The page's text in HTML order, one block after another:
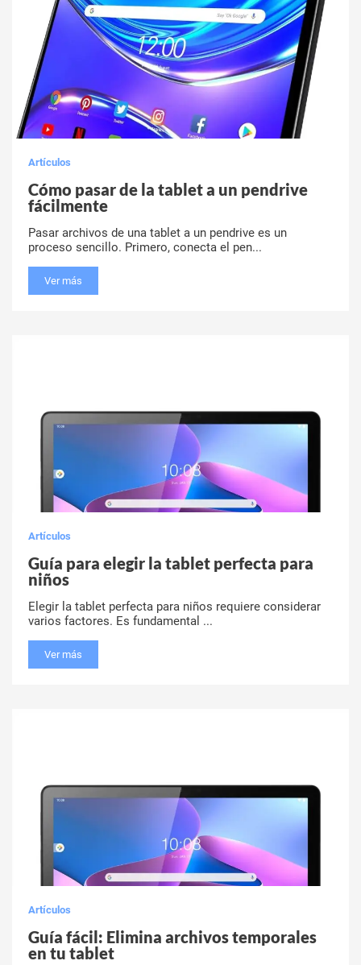
Artículos
Cómo pasar de la tablet a un pendrive
fácilmente
Pasar archivos de una tablet a un pendrive es un
proceso sencillo. Primero, conecta el pen...
Ver más
Artículos
Guía para elegir la tablet perfecta para
niños
Elegir la tablet perfecta para niños requiere considerar
varios factores. Es fundamental ...
Ver más
Artículos
Guía fácil: Elimina archivos temporales
en tu tablet